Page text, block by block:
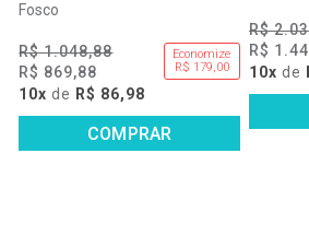
Fosco
R$ 1.048,88
R$ 869,88
Economize
R$ 179,00
10x de R$ 86,98
COMPRAR
R$
R$
10x de